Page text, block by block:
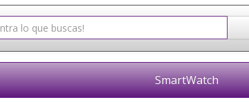
SmartWatch